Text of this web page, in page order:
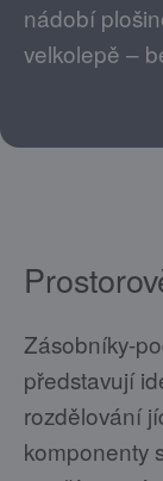
nádobí
velkolepě –
Zásobníky-
představují
rozdělování
komponenty